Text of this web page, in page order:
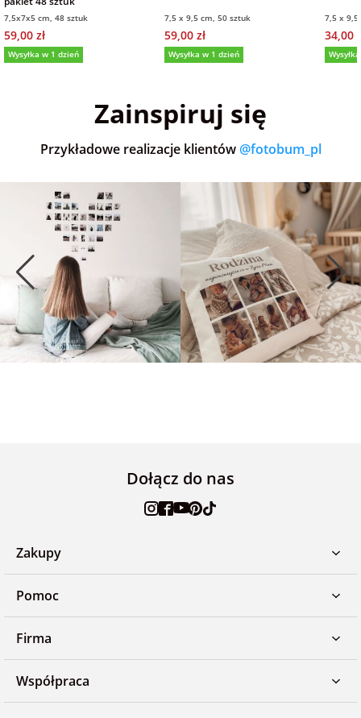
7,5x7x5 cm, 48 sztuk
59,00 zł
Wysyłka w 1 dzień
7,5 x 9,5 cm, 50 sztuk
59,00 zł
Wysyłka w 1 dzień
7,5 x
34,00
Zainspiruj się
Przykładowe realizacje klientów @fotobum_pl
Dołącz do nas
Zakupy
Pomoc
Firma
Współpraca